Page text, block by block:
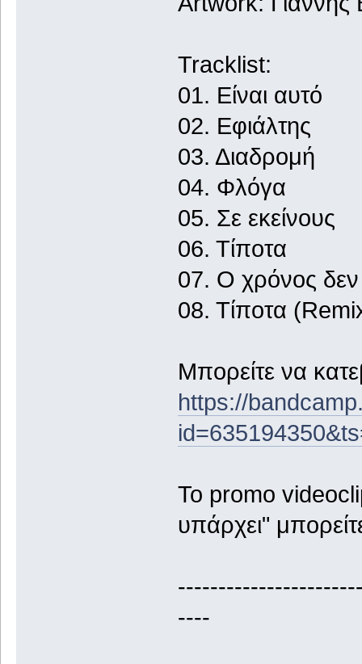
Tracklist:
01. Είναι αυτό
02. Εφιάλτης
03. Διαδρομή
04. Φλόγα
05. Σε εκείνους
06. Τίποτα
07. Ο χρόνος δεν
08. Τίποτα
Μπορείτε να
https://
To promo
υπάρχει"
----